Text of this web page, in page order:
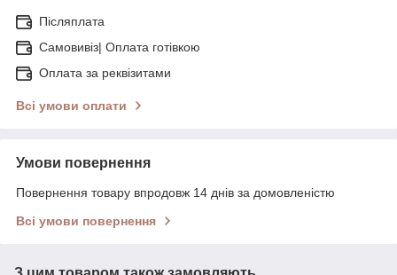
Післяплата
Самовивіз| Оплата готівкою
Оплата за реквізитами
Всі умови оплати
Умови повернення
Повернення товару впродовж 14 днів за домовленістю
Всі умови повернення